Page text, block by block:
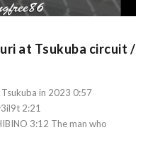
at Tsukuba circuit /
in 2023 0:57
2:21
3:12 The man who